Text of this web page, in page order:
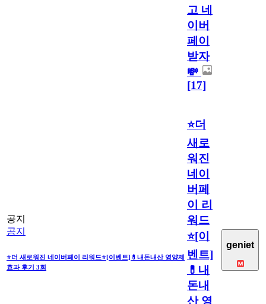
고 네
이버
페이
받자
💸
[17]
공지
공지
⭐더 새로워진 네이버페이 리워드⭐[이벤트]💊내돈내산 영양제
효과 후기 3회
⭐더
새로
워진
네이
버페
이 리
워드
⭐[이
벤트]
💊내
돈내
산 영
geniet